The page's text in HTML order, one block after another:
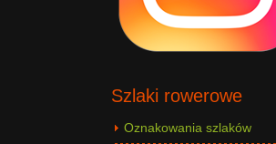
Szlaki rowerowe
Oznakowania szlaków